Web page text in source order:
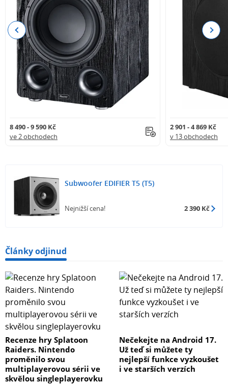
8 490 - 9 590 Kč
ve 2 obchodech
2 901 - 4 869 Kč
v 13 obchodech
Previous Next
Subwoofer EDIFIER T5 (T5)
Nejnižší cena! 2 390 Kč
Články odjinud
Recenze hry Splatoon
Raiders. Nintendo
proměnilo svou
multiplayerovou sérii ve
skvělou singleplayerovku
Nečekejte na Android 17.
Už teď si můžete ty
nejlepší funkce vyzkoušet
i ve starších verzích